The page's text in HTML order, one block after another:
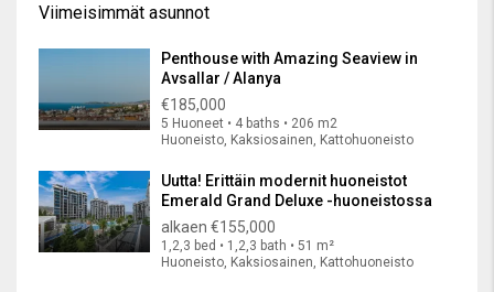
Viimeisimmät asunnot
Penthouse with Amazing Seaview in
Avsallar / Alanya
€185,000
5 Huoneet • 4 baths • 206 m2
Huoneisto, Kaksiosainen, Kattohuoneisto
Uutta! Erittäin modernit huoneistot
Emerald Grand Deluxe -huoneistossa
alkaen €155,000
1,2,3 bed • 1,2,3 bath • 51 m²
Huoneisto, Kaksiosainen, Kattohuoneisto